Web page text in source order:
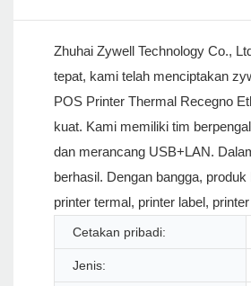
Zhuhai Zywell Technology Co.,
tepat, kami telah menciptakan
POS Printer Thermal Recegno
kuat. Kami memiliki tim
dan merancang USB+LAN.
berhasil. Dengan bangga,
printer termal, printer label,
Cetakan pribadi:
Jenis: